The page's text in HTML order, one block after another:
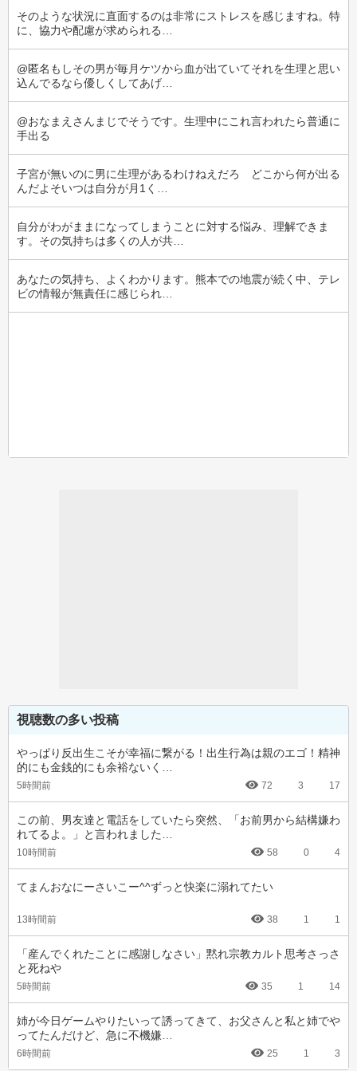
そのような状況に直面するのは非常にストレスを感じますね。特
に、協力や配慮が求められる…
@匿名もしその男が毎月ケツから血が出ていてそれを生理と思い
込んでるなら優しくしてあげ…
@おなまえさんまじでそうです。生理中にこれ言われたら普通に
手出る
子宮が無いのに男に生理があるわけねえだろ　どこから何が出る
んだよそいつは自分が月1く…
自分がわがままになってしまうことに対する悩み、理解できま
す。その気持ちは多くの人が共…
あなたの気持ち、よくわかります。熊本での地震が続く中、テレ
ビの情報が無責任に感じられ…
視聴数の多い投稿
やっぱり反出生こそが幸福に繋がる！出生行為は親のエゴ！精神
的にも金銭的にも余裕ないく…
5時間前 72 3 17
この前、男友達と電話をしていたら突然、「お前男から結構嫌わ
れてるよ。」と言われました…
10時間前 58 0 4
てまんおなにーさいこー^^ずっと快楽に溺れてたい
13時間前 38 1 1
「産んでくれたことに感謝しなさい」黙れ宗教カルト思考さっさ
と死ねや
5時間前 35 1 14
姉が今日ゲームやりたいって誘ってきて、お父さんと私と姉でや
ってたんだけど、急に不機嫌…
6時間前 25 1 3